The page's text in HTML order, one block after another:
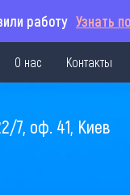
работу Узнать
О нас Контакты
7, оф. 41, Киев